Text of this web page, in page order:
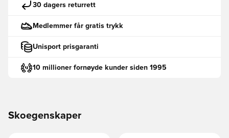
30 dagers returrett
Medlemmer får gratis trykk
Unisport prisgaranti
10 millioner fornøyde kunder siden 1995
Skoegenskaper